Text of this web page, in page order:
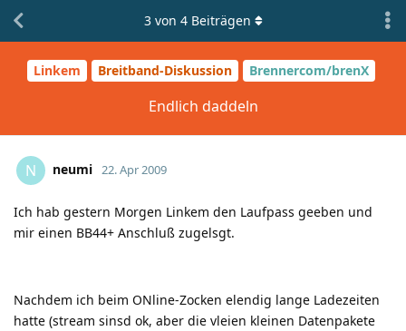
Linkem Breitband-Diskussion Brennercom/brenX
Endlich daddeln
3von 4Beiträgen
N neumi 22. Apr 2009
Ich hab gestern Morgen Linkem den Laufpass geeben und
mir einen BB44+ Anschluß zugelsgt.
Nachdem ich beim ONline-Zocken elendig lange Ladezeiten
hatte (stream sinsd ok, aber die vleien kleinen Datenpakete